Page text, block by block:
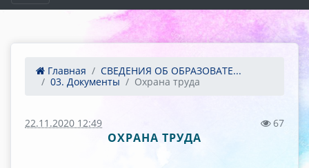
Главная
СВЕДЕНИЯ ОБ ОБРАЗОВАТЕ...
03. Документы
Охрана труда
22.11.2020 12:49 67
ОХРАНА ТРУДА